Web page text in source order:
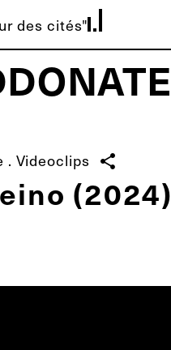
des cités"
DONATE
. Videoclips share
(2024)